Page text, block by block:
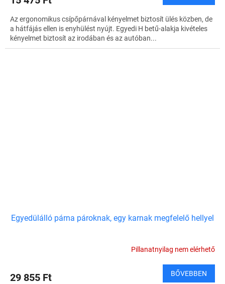
Az ergonomikus csípőpárnával kényelmet biztosít ülés közben, de
a hátfájás ellen is enyhülést nyújt. Egyedi H betű-alakja kivételes
kényelmet biztosít az irodában és az autóban...
Egyedülálló párna pároknak, egy karnak megfelelő hellyel
Pillanatnyilag nem elérhető
29 855 Ft BŐVEBBEN